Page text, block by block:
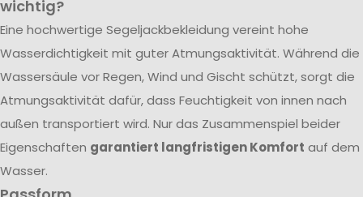
wichtig?
Eine hochwertige Segeljackbekleidung vereint hohe
Wasserdichtigkeit mit guter Atmungsaktivität. Während die
Wassersäule vor Regen, Wind und Gischt schützt, sorgt die
Atmungsaktivität dafür, dass Feuchtigkeit von innen nach
außen transportiert wird. Nur das Zusammenspiel beider
Eigenschaften garantiert langfristigen Komfort auf dem
Wasser.